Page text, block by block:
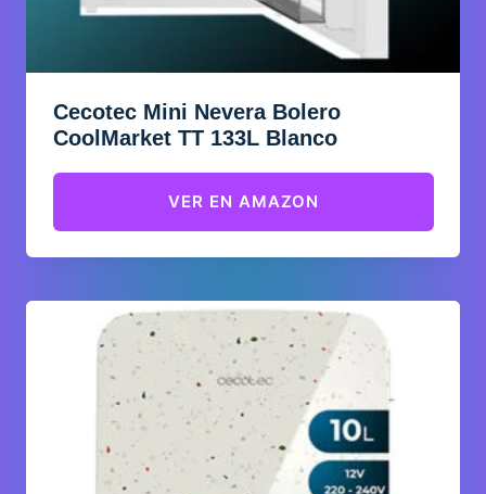
Cecotec Mini Nevera Bolero
CoolMarket TT 133L Blanco
VER EN AMAZON